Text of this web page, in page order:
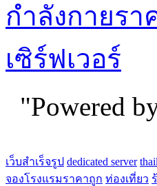
กำลังกายรา
เซิร์ฟเวอร์
"Powered
เว็บสำเร็จรูป dedicated server
จองโรงแรมราคาถูก ท่องเที่ยว